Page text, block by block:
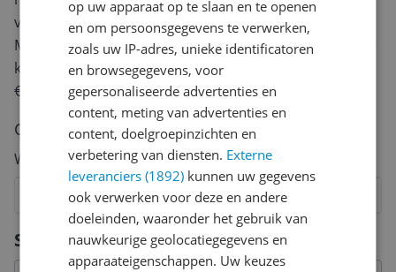
Specificaties
van een review gemiddeld tussen de 3 en 10 minuten.
Met jouw mening help je andere bezoekers een betere
keuze te maken én maak je iedere maand kans op
€250,-!
Klik hier voor de actievoorwaarden.
Cijfer
Welk cijfer geef jij dit product?
8
7
6
5
4
3
2
Vraag 1 van 4
op uw apparaat op te slaan en te openen
en om persoonsgegevens te verwerken,
zoals uw IP-adres, unieke identificatoren
en browsegegevens, voor
gepersonaliseerde advertenties en
content, meting van advertenties en
content, doelgroepinzichten en
verbetering van diensten. Externe
leveranciers (1892) kunnen uw gegevens
ook verwerken voor deze en andere
doeleinden, waaronder het gebruik van
nauwkeurige geolocatiegegevens en
apparaateigenschappen. Uw keuzes